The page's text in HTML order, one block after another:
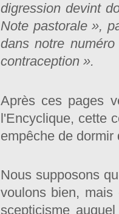
digression devint
Note pastorale »,
dans notre
contraception ».
Après ces pages
l'Encyclique, cette
empêche de
Nous supposons
voulons bien,
scepticisme